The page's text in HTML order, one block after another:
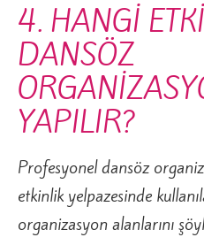
4. HANGİ
DANSÖZ
YAPILIR?
Profesyonel dansöz
etkinlik yelpazesinde
organizasyon alanlarını